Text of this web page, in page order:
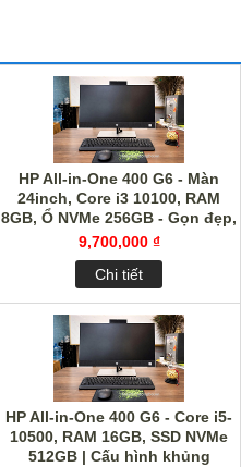
HP All-in-One 400 G6 - Màn
24inch, Core i3 10100, RAM
8GB, Ổ NVMe 256GB - Gọn đẹp,
siêu VIP!
9,700,000 ₫
Chi tiết
HP All-in-One 400 G6 - Core i5-
10500, RAM 16GB, SSD NVMe
512GB | Cấu hình khủng